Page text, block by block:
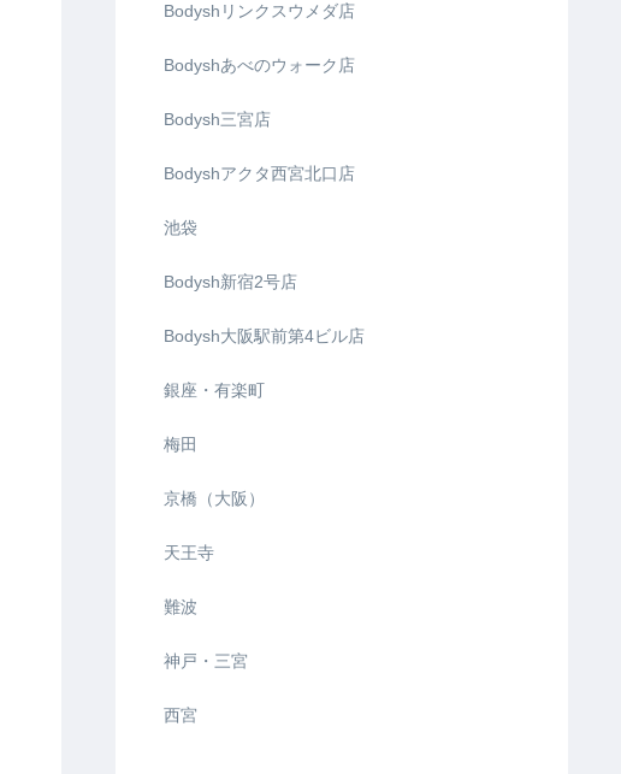
Bodyshリンクスウメダ店
Bodyshあべのウォーク店
Bodysh三宮店
Bodyshアクタ西宮北口店
池袋
Bodysh新宿2号店
Bodysh大阪駅前第4ビル店
銀座・有楽町
梅田
京橋（大阪）
天王寺
難波
神戸・三宮
西宮